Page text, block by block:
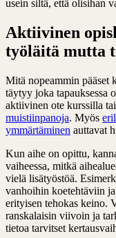
usein siltä, että olisihan
Aktiivinen
työläitä mutta
Mitä nopeammin pääset
täytyy joka tapauksessa
aktiivinen ote kurssilla
muistiinpanoja. Myös
ymmärtäminen auttavat
Kun aihe on opittu,
vaiheessa, mitkä
vielä lisätyöstöä.
vanhoihin koetehtäviin
erityisen tehokas keino.
ranskalaisin viivoin ja
tietoa tarvitset